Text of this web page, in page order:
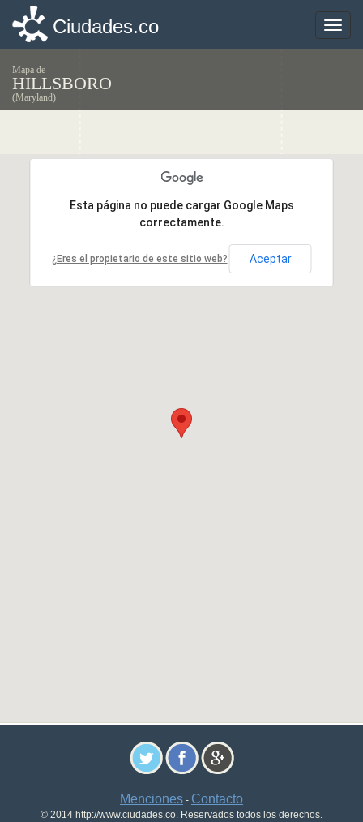
Toggle
Ciudades.co
Mapa de
HILLSBORO
(Maryland)
Esta página no puede cargar Google Maps
correctamente.
¿Eres el propietario de este sitio web? Aceptar
Esta página no puede cargar Google Maps
correctamente.
¿Eres el propietario de este sitio web? Aceptar
Menciones - Contacto
© 2014 http://www.ciudades.co. Reservados todos los derechos.
Toggle
Ciudades.co